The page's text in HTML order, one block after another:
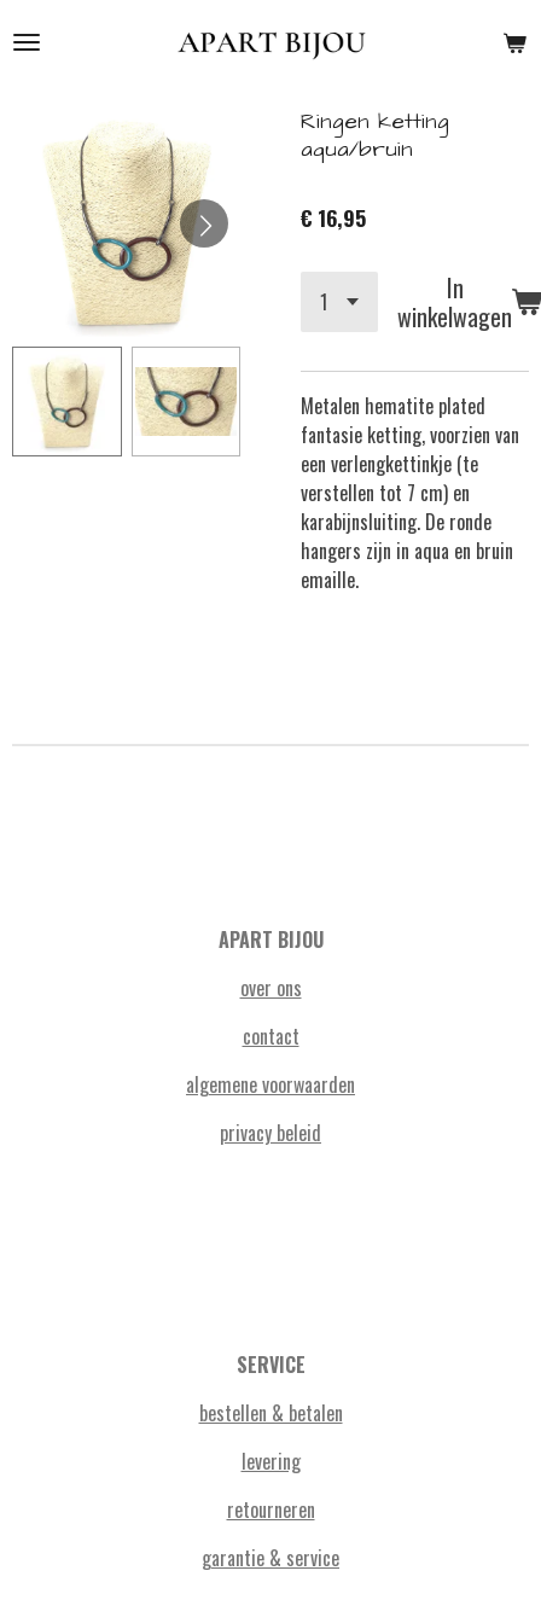
direct
hoofdinhoud
Ringen ketting
aqua/bruin
€ 16,95
In
winkelwagen
Metalen hematite plated
fantasie ketting, voorzien van
een verlengkettinkje (te
verstellen tot 7 cm) en
karabijnsluiting. De ronde
hangers zijn in aqua en bruin
emaille.
APART BIJOU
over ons
contact
algemene voorwaarden
privacy beleid
SERVICE
bestellen & betalen
levering
retourneren
garantie & service